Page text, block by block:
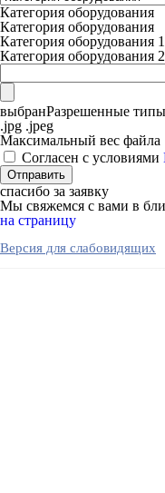
Категория оборудования
Категория оборудования
Категория оборудования 1
Категория оборудования 2
выбранРазрешенные
.jpg .jpeg
Максимальный вес файла
Согласен с условиями
спасибо за заявку
Мы свяжемся с вами в
на страницу
Версия для слабовидящих